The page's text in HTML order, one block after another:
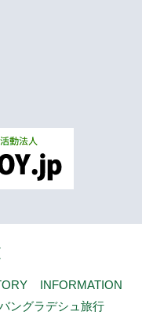
INFORMATION
ングラデシュ旅行